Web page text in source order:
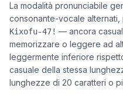
La modalità pronunciabile
consonante-vocale
Kixofu-47! — ancora
memorizzare o leggere ad
leggermente inferiore
casuale della stessa
lunghezze di 20 caratteri o